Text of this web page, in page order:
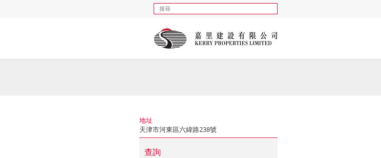
地址
天津市河東區六緯路238號
查詢